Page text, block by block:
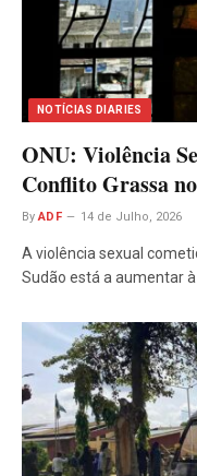
NOTÍCIAS DIARIES
ONU: Violência
Conflito Grassa
By ADF 14 de Julho, 2026
A violência sexual
Sudão está a aumentar